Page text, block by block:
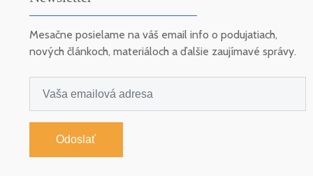
Mesačne posielame na váš email info o podujatiach,
nových článkoch, materiáloch a ďalšie zaujímavé správy.
Odoslať